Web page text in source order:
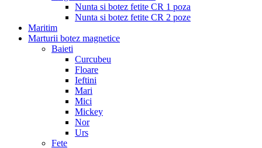
Nunta si botez fetite CR 1 poza
Nunta si botez fetite CR 2 poze
Maritim
Marturii botez magnetice
Baieti
Curcubeu
Floare
Ieftini
Mari
Mici
Mickey
Nor
Urs
Fete